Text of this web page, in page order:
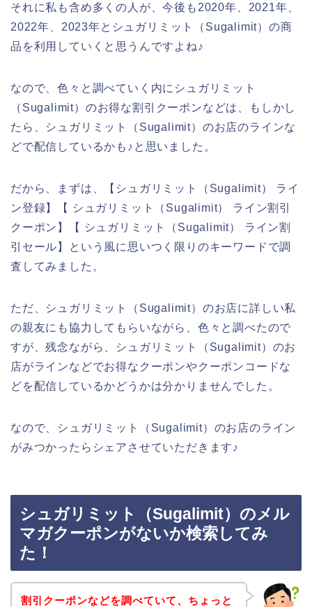
それに私も含め多くの人が、今後も2020年、2021年、
2022年、2023年とシュガリミット（Sugalimit）の商
品を利用していくと思うんですよね♪
なので、色々と調べていく内にシュガリミット
（Sugalimit）のお得な割引クーポンなどは、もしかし
たら、シュガリミット（Sugalimit）のお店のラインな
どで配信しているかも♪と思いました。
だから、まずは、【シュガリミット（Sugalimit） ライ
ン登録】【 シュガリミット（Sugalimit） ライン割引
クーポン】【 シュガリミット（Sugalimit） ライン割
引セール】という風に思いつく限りのキーワードで調
査してみました。
ただ、シュガリミット（Sugalimit）のお店に詳しい私
の親友にも協力してもらいながら、色々と調べたので
すが、残念ながら、シュガリミット（Sugalimit）のお
店がラインなどでお得なクーポンやクーポンコードな
どを配信しているかどうかは分かりませんでした。
なので、シュガリミット（Sugalimit）のお店のライン
がみつかったらシェアさせていただきます♪
シュガリミット（Sugalimit）のメル
マガクーポンがないか検索してみ
た！
割引クーポンなどを調べていて、ちょっと